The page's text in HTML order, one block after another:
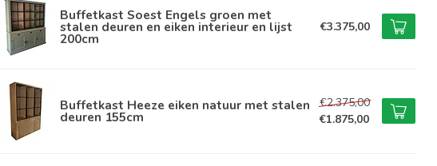
Buffetkast Soest Engels groen met
stalen deuren en eiken interieur en lijst
200cm
€3.375,00
Buffetkast Heeze eiken natuur met stalen
deuren 155cm
€2.375,00
€1.875,00